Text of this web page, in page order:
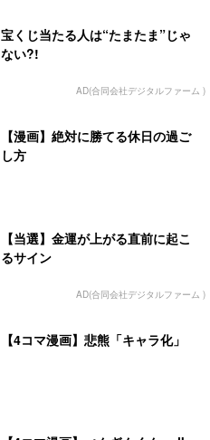
宝くじ当たる人は“たまたま”じゃ
ない?!
AD(合同会社デジタルファーム )
【漫画】絶対に勝てる休日の過ご
し方
【当選】金運が上がる直前に起こ
るサイン
AD(合同会社デジタルファーム )
【4コマ漫画】悲熊「キャラ化」